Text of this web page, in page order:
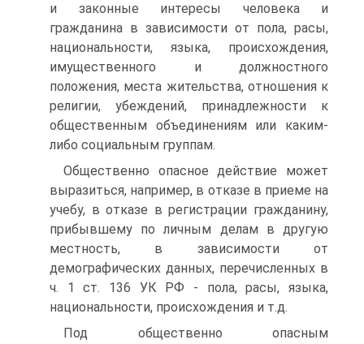
и законные интересы человека и
гражданина в зависимости от пола, расы,
национальности, языка, происхождения,
имущественного и должностного
положения, места жительства, отношения к
религии, убеждений, принадлежности к
общественным объединениям или каким-
либо социальным группам.
Общественно опасное действие может
выразиться, например, в отказе в приеме на
учебу, в отказе в регистрации гражданину,
прибывшему по личным делам в другую
местность, в зависимости от
демографических данных, перечисленных в
ч. 1 ст. 136 УК РФ - пола, расы, языка,
национальности, происхождения и т.д.
Под общественно опасным